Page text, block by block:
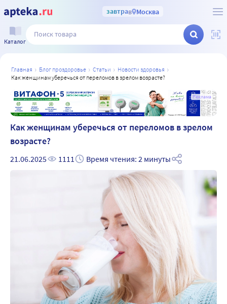
завтрав Москва
Каталог
главная блог проздоровье статьи
новости здоровья
как женщинам уберечься от переломов в зрелом возрасте?
Реклама
Как женщинам уберечься от переломов в зрелом
возрасте?
21.06.2025 1111 Время чтения: 2 минуты